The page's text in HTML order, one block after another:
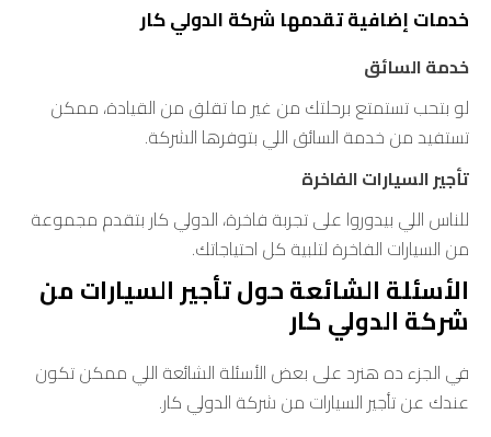
خدمات إضافية تقدمها شركة الدولي كار
خدمة السائق
لو بتحب تستمتع برحلتك من غير ما تقلق من القيادة، ممكن
تستفيد من خدمة السائق اللي بتوفرها الشركة.
تأجير السيارات الفاخرة
للناس اللي بيدوروا على تجربة فاخرة، الدولي كار بتقدم مجموعة
من السيارات الفاخرة لتلبية كل احتياجاتك.
الأسئلة الشائعة حول تأجير السيارات من
شركة الدولي كار
في الجزء ده هنرد على بعض الأسئلة الشائعة اللي ممكن تكون
عندك عن تأجير السيارات من شركة الدولي كار.